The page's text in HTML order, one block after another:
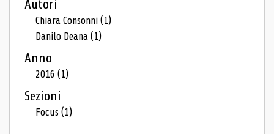
Autori
Chiara Consonni(1)
Danilo Deana(1)
Anno
2016(1)
Sezioni
Focus(1)